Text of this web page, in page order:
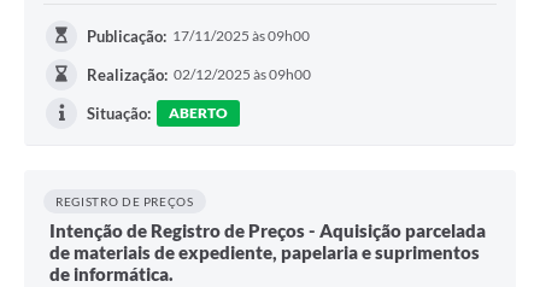
Publicação: 17/11/2025 às 09h00
Realização: 02/12/2025 às 09h00
Situação: ABERTO
REGISTRO DE PREÇOS
Intenção de Registro de Preços - Aquisição parcelada
de materiais de expediente, papelaria e suprimentos
de informática.